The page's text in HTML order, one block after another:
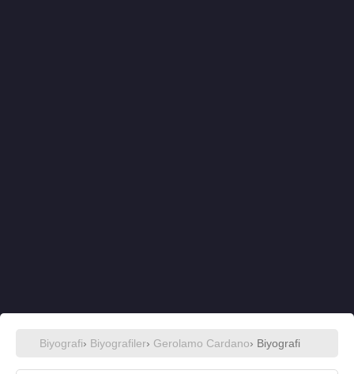
Biyografi› Biyografiler› Gerolamo Cardano› Biyografi